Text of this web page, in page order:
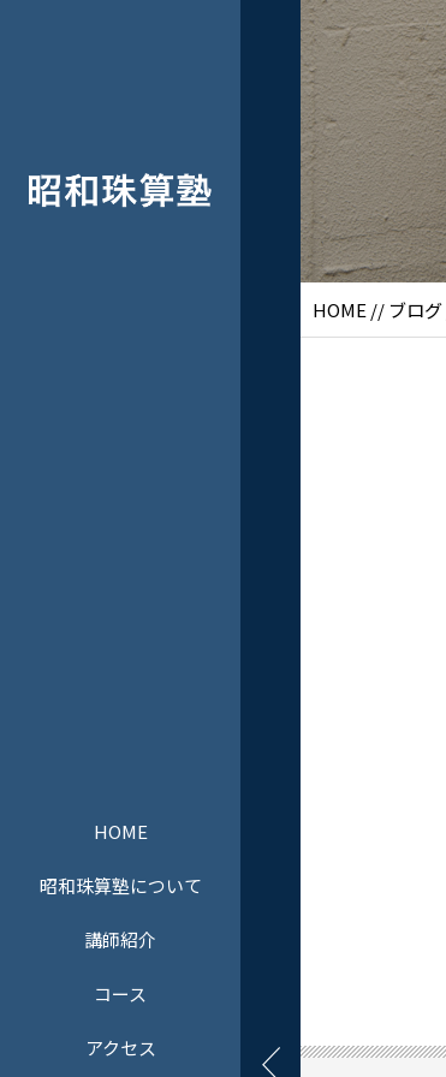
HOME
昭和珠算塾について
講師紹介
コース
アクセス
HOME // ブログ